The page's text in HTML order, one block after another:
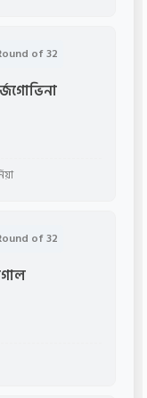
of 32
of 32